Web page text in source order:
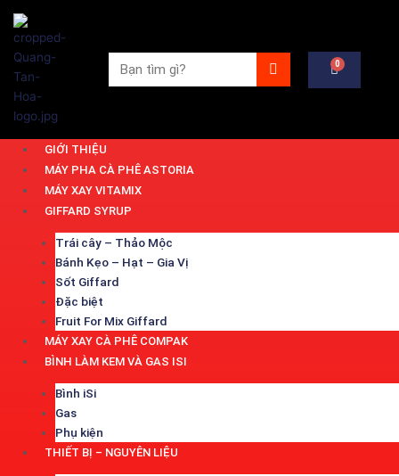
Tìm
0
Cart
GIỚI THIỆU
MÁY PHA CÀ PHÊ ASTORIA
MÁY XAY VITAMIX
GIFFARD SYRUP
Trái cây – Thảo Mộc
Bánh Kẹo – Hạt – Gia Vị
Sốt Giffard
Đặc biệt
Fruit For Mix Giffard
MÁY XAY CÀ PHÊ COMPAK
BÌNH LÀM KEM VÀ GAS ISI
Bình iSi
Gas
Phụ kiện
THIẾT BỊ – NGUYÊN LIỆU